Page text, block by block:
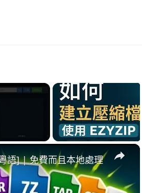
×
語] | 免費而且本地處理